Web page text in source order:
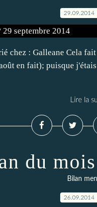
29.09.2014
chez : Galleane Cela
en fait); puisque
Lire la
du
Bilan
26.09.2014